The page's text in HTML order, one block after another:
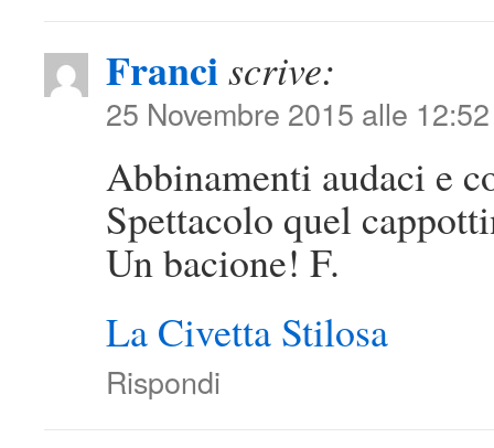
Franciscrive:
25 Novembre 2015 alle 12:52
Abbinamenti audaci e
Spettacolo quel
Un bacione! F.
La Civetta Stilosa
Rispondi